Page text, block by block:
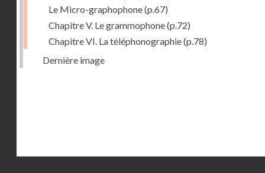
Le Micro-graphophone(p.67)
Chapitre V. Le grammophone(p.72)
Chapitre VI. La téléphonographie(p.78)
Dernière image